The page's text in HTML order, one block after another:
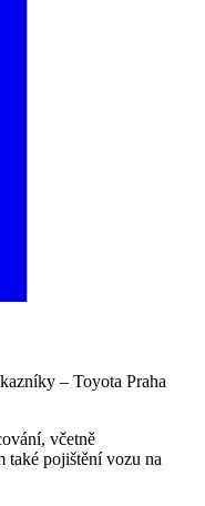
– Toyota Praha
včetně
také pojištění vozu na